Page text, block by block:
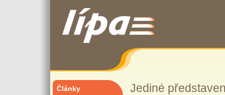
Jediné
Články